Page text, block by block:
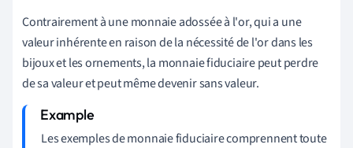
Contrairement à une monnaie adossée à l'or, qui a une
valeur inhérente en raison de la nécessité de l'or dans les
bijoux et les ornements, la monnaie fiduciaire peut perdre
de sa valeur et peut même devenir sans valeur.
Les exemples de monnaie fiduciaire comprennent toute